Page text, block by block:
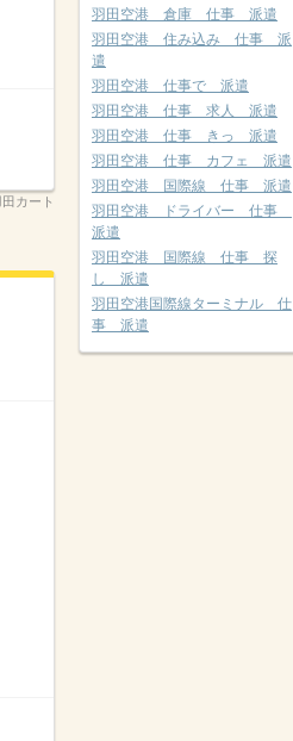
カート
羽田空港 倉庫 仕事 派遣
羽田空港 住み込み 仕事 派
遣
羽田空港 仕事で 派遣
羽田空港 仕事 求人 派遣
羽田空港 仕事 きっ 派遣
羽田空港 仕事 カフェ 派遣
羽田空港 国際線 仕事 派遣
羽田空港 ドライバー 仕事
派遣
羽田空港 国際線 仕事 探
し 派遣
羽田空港国際線ターミナル 仕
事 派遣